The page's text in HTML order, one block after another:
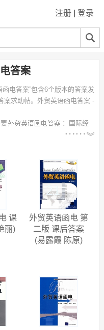
注册 登录
答案
函电答案”包含6个版本的答案发
案求助帖。 外贸英语函电答案 -
：国际经
语、劳动与社会保障、金融工
机械设计制造及其自动化 等
：青岛大学、烟台大学、烟台
理工大学、安徽财经大学商学
学、呼伦贝尔学院、天津财经
课
丽)
外贸英语函电 第
二版 课后答案
(易露霞 陈原)